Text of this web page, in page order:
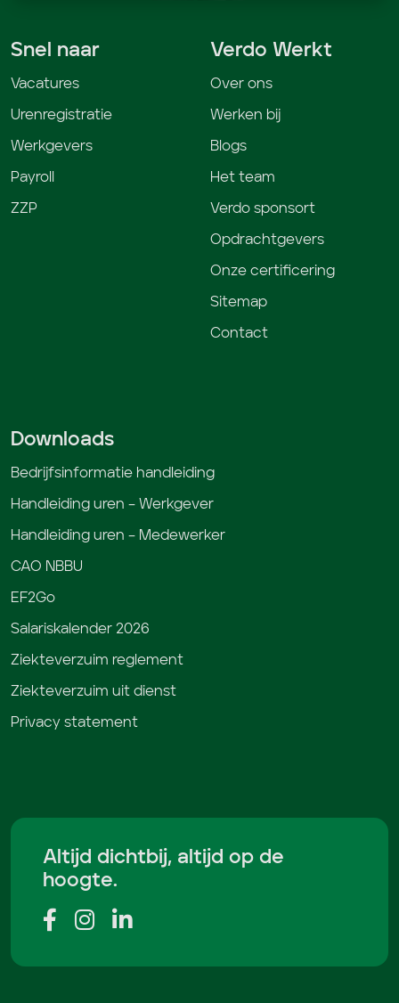
Snel naar
Vacatures
Urenregistratie
Werkgevers
Payroll
ZZP
Verdo Werkt
Over ons
Werken bij
Blogs
Het team
Verdo sponsort
Opdrachtgevers
Onze certificering
Sitemap
Contact
Downloads
Bedrijfsinformatie handleiding
Handleiding uren – Werkgever
Handleiding uren – Medewerker
CAO NBBU
EF2Go
Salariskalender 2026
Ziekteverzuim reglement
Ziekteverzuim uit dienst
Privacy statement
Altijd dichtbij, altijd op de
hoogte.